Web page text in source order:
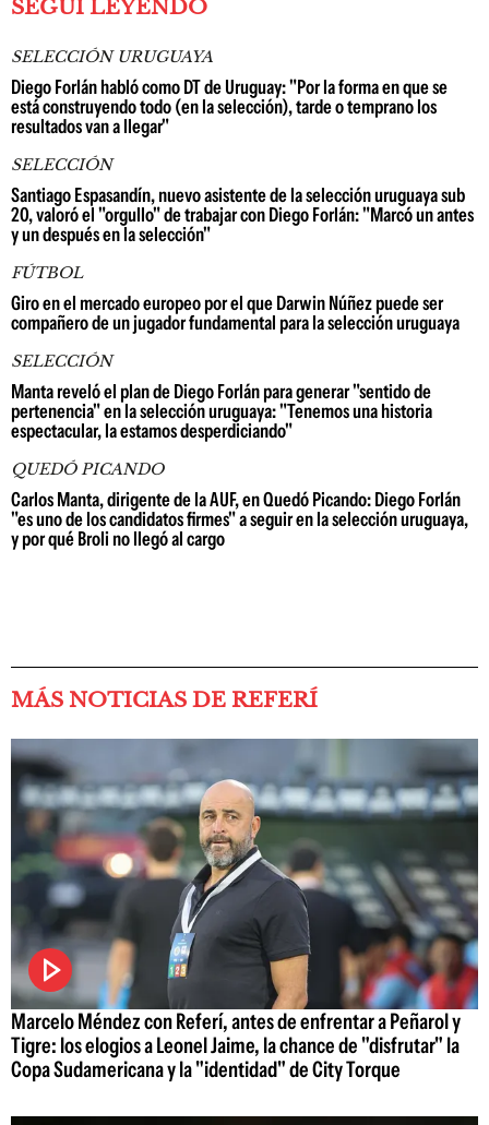
SEGUÍ LEYENDO
SELECCIÓN URUGUAYA
Diego Forlán habló como DT de Uruguay: "Por la forma en que se
está construyendo todo (en la selección), tarde o temprano los
resultados van a llegar"
SELECCIÓN
Santiago Espasandín, nuevo asistente de la selección uruguaya sub
20, valoró el "orgullo" de trabajar con Diego Forlán: "Marcó un antes
y un después en la selección"
FÚTBOL
Giro en el mercado europeo por el que Darwin Núñez puede ser
compañero de un jugador fundamental para la selección uruguaya
SELECCIÓN
Manta reveló el plan de Diego Forlán para generar "sentido de
pertenencia" en la selección uruguaya: "Tenemos una historia
espectacular, la estamos desperdiciando"
QUEDÓ PICANDO
Carlos Manta, dirigente de la AUF, en Quedó Picando: Diego Forlán
"es uno de los candidatos firmes" a seguir en la selección uruguaya,
y por qué Broli no llegó al cargo
MÁS NOTICIAS DE REFERÍ
Marcelo Méndez con Referí, antes de enfrentar a Peñarol y
Tigre: los elogios a Leonel Jaime, la chance de "disfrutar" la
Copa Sudamericana y la "identidad" de City Torque